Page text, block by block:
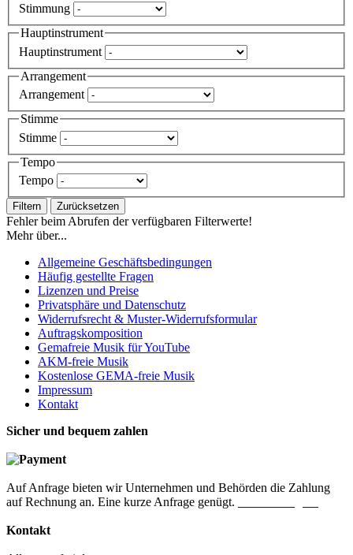
Stimmung
Hauptinstrument
Hauptinstrument
Arrangement
Arrangement
Stimme
Stimme
Tempo
Tempo
Filtern Zurücksetzen
Fehler beim Abrufen der verfügbaren Filterwerte!
Mehr über...
Allgemeine Geschäftsbedingungen
Häufig gestellte Fragen
Lizenzen und Preise
Privatsphäre und Datenschutz
Widerrufsrecht & Muster-Widerrufsformular
Auftragskomposition
Gemafreie Musik für YouTube
AKM-freie Musik
Kostenlose GEMA-freie Musik
Impressum
Kontakt
Sicher und bequem zahlen
Auf Anfrage bieten wir Unternehmen und Behörden die Zahlung
auf Rechnung an. Eine kurze Anfrage genügt.
Kontakt